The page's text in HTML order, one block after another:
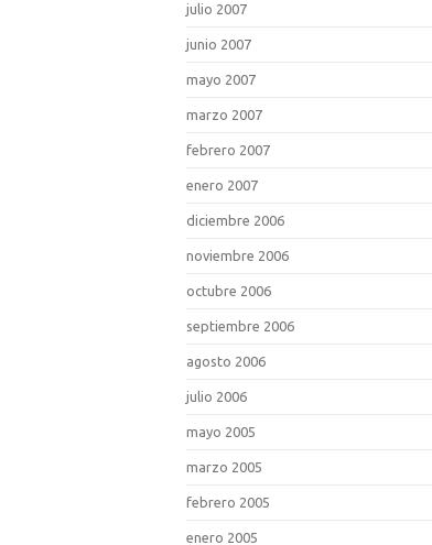
julio 2007
junio 2007
mayo 2007
marzo 2007
febrero 2007
enero 2007
diciembre 2006
noviembre 2006
octubre 2006
septiembre 2006
agosto 2006
julio 2006
mayo 2005
marzo 2005
febrero 2005
enero 2005